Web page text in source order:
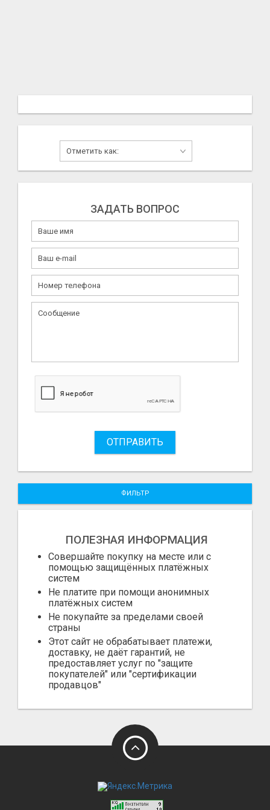
ЗАДАТЬ ВОПРОС
ОТПРАВИТЬ
ФИЛЬТР
ПОЛЕЗНАЯ ИНФОРМАЦИЯ
Совершайте покупку на месте или с
помощью защищённых платёжных
систем
Не платите при помощи анонимных
платёжных систем
Не покупайте за пределами своей
страны
Этот сайт не обрабатывает платежи,
доставку, не даёт гарантий, не
предоставляет услуг по "защите
покупателей" или "сертификации
продавцов"